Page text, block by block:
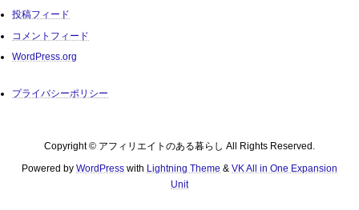
投稿フィード
コメントフィード
WordPress.org
プライバシーポリシー
Copyright © アフィリエイトのある暮らし All Rights Reserved.
Powered by WordPress with Lightning Theme & VK All in One Expansion
Unit